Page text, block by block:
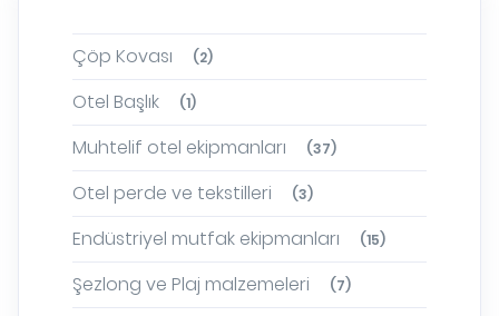
Çöp Kovası (2)
Otel Başlık (1)
Muhtelif otel ekipmanları (37)
Otel perde ve tekstilleri (3)
Endüstriyel mutfak ekipmanları (15)
Şezlong ve Plaj malzemeleri (7)